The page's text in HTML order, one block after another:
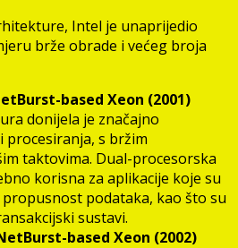
Intel je unaprijedio
brže obrade i većeg broja
based Xeon (2001)
donijela je značajno
procesiranja, s bržim
taktovima. Dual-procesorska
korisna za aplikacije koje su
podataka, kao što su
sustavi.
based Xeon (2002)